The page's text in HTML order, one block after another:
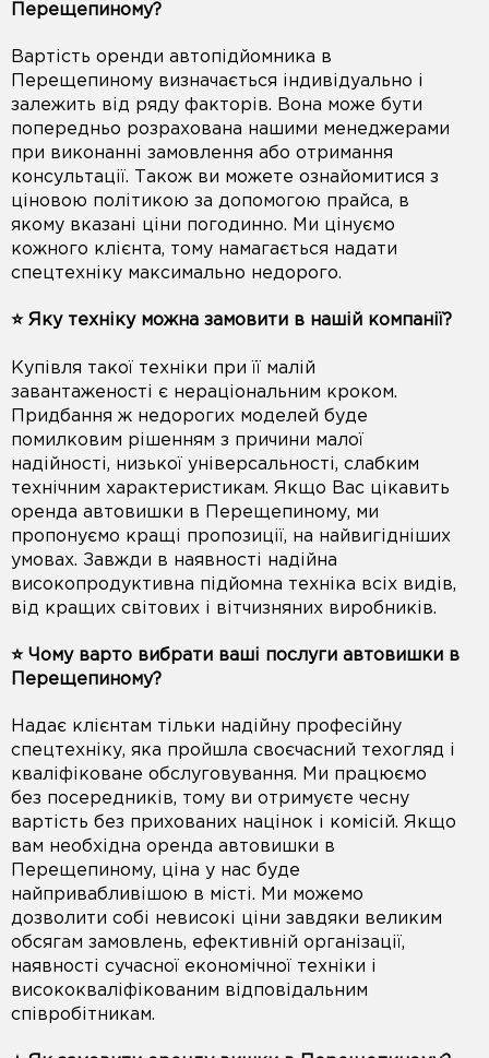
Перещепиному?
Вартість оренди автопідйомника в
Перещепиному визначається індивідуально і
залежить від ряду факторів. Вона може бути
попередньо розрахована нашими менеджерами
при виконанні замовлення або отримання
консультації. Також ви можете ознайомитися з
ціновою політикою за допомогою прайса, в
якому вказані ціни погодинно. Ми цінуємо
кожного клієнта, тому намагається надати
спецтехніку максимально недорого.
⭐️ Яку техніку можна замовити в нашій компанії?
Купівля такої техніки при її малій
завантаженості є нераціональним кроком.
Придбання ж недорогих моделей буде
помилковим рішенням з причини малої
надійності, низької універсальності, слабким
технічним характеристикам. Якщо Вас цікавить
оренда автовишки в Перещепиному, ми
пропонуємо кращі пропозиції, на найвигідніших
умовах. Завжди в наявності надійна
високопродуктивна підйомна техніка всіх видів,
від кращих світових і вітчизняних виробників.
⭐️ Чому варто вибрати ваші послуги автовишки в
Перещепиному?
Надає клієнтам тільки надійну професійну
спецтехніку, яка пройшла своєчасний техогляд і
кваліфіковане обслуговування. Ми працюємо
без посередників, тому ви отримуєте чесну
вартість без прихованих націнок і комісій. Якщо
вам необхідна оренда автовишки в
Перещепиному, ціна у нас буде
найпривабливішою в місті. Ми можемо
дозволити собі невисокі ціни завдяки великим
обсягам замовлень, ефективній організації,
наявності сучасної економічної техніки і
висококваліфікованим відповідальним
співробітникам.